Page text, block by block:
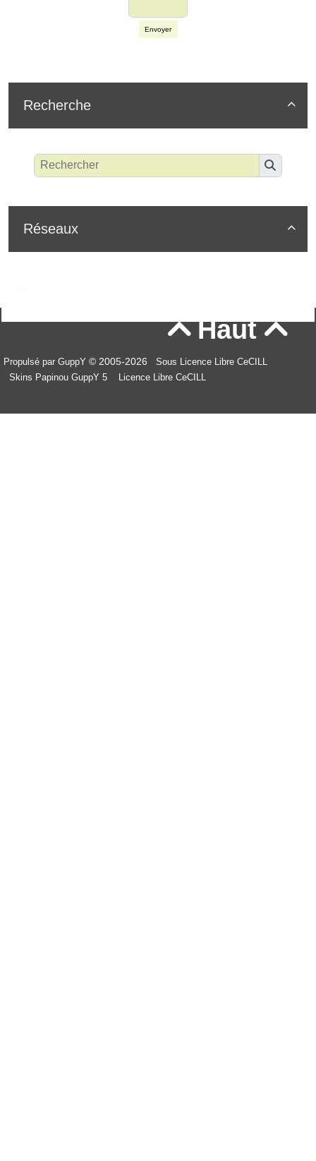
Envoyer

Recherche

Réseaux
Haut
Propulsé par GuppY © 2005-2026
Sous Licence Libre CeCILL
Skins Papinou GuppY 5
Licence Libre CeCILL